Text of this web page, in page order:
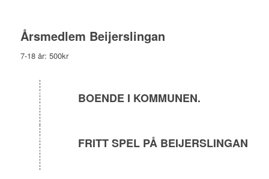
Årsmedlem Beijerslingan
7-18 år: 500kr
BOENDE I KOMMUNEN.
FRITT SPEL PÅ BEIJERSLINGAN